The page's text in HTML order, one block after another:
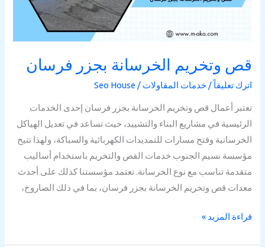
قص وتخريم الخرسانة بجزر فرسان
اترك تعليقاً /خدمات المقاولات /
Seo House
تعتبر أعمال قص وتخريم الخرسانة بجزر فرسان إحدى الخدمات
الرئيسية في مشاريع البناء والتشييد، حيث تساعد في تعديل الهياكل
الخرسانية وفتح مسارات للتمديدات الكهربائية والسباكة، ولهذا تتيح
مؤسسة نسيم الجنوب خدمات القص والتخريم باستخدام أساليب
متقدمة تناسب مع نوع الخرسانة. تعتمد مؤسستنا كذلك على أحدث
معدات قص وتخريم الخرسانة بجزر فرسان، بما في ذلك الصاروخ،
قراءة المزيد »